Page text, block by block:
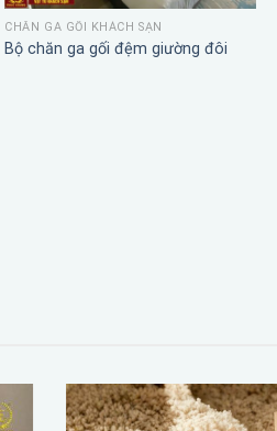
CHĂN GA GỐI KHÁCH SẠN
Bộ chăn ga gối đệm giường đôi